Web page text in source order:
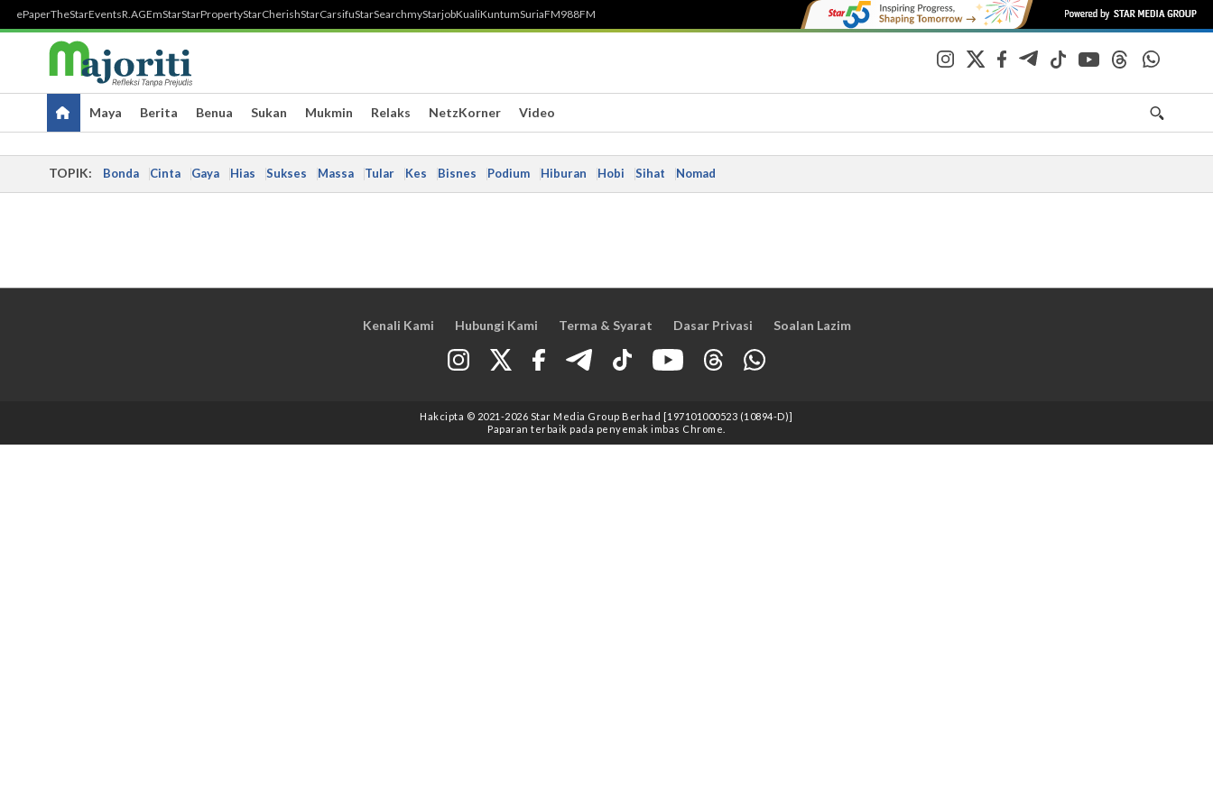
ePaperTheStarEventsR.AGEmStarStarPropertyStarCherishStarCarsifuStarSearchmyStarjobKualiKuntumSuriaFM988FM
Maya Berita Benua Sukan Mukmin Relaks NetzKorner Video
TOPIK: Bonda Cinta Gaya Hias Sukses Massa Tular Kes Bisnes Podium Hiburan Hobi Sihat Nomad
Kenali Kami Hubungi Kami Terma & Syarat Dasar Privasi Soalan Lazim
Hakcipta © 2021 -2026 Star Media Group Berhad [197101000523 (10894-D)]
Paparan terbaik pada penyemak imbas Chrome.